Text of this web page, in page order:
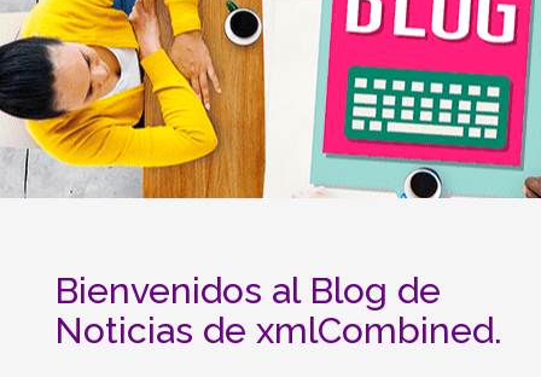
Bienvenidos al Blog de
Noticias de xmlCombined.